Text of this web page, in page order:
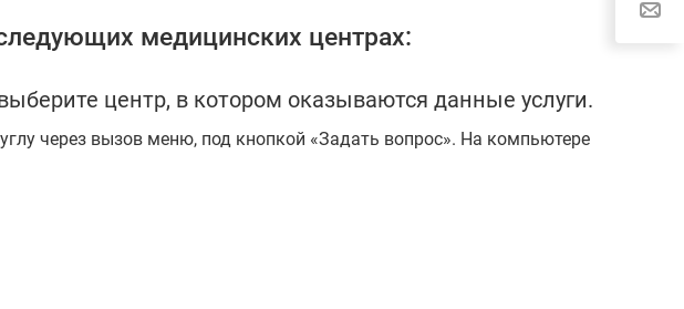
медицинских центрах:
центр, в котором оказываются данные услуги.
через вызов меню, под кнопкой «Задать вопрос». На компьютере